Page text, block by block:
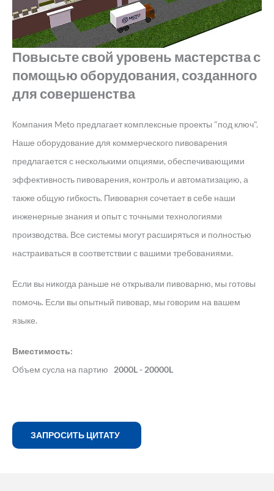
Повысьте свой уровень мастерства с
помощью оборудования, созданного
для совершенства
Компания Meto предлагает комплексные проекты "под ключ".
Наше оборудование для коммерческого пивоварения
предлагается с несколькими опциями, обеспечивающими
эффективность пивоварения, контроль и автоматизацию, а
также общую гибкость. Пивоварня сочетает в себе наши
инженерные знания и опыт с точными технологиями
производства. Все системы могут расширяться и полностью
настраиваться в соответствии с вашими требованиями.
Если вы никогда раньше не открывали пивоварню, мы готовы
помочь. Если вы опытный пивовар, мы говорим на вашем
языке.
Вместимость:
Объем сусла на партию
2000L - 20000L
ЗАПРОСИТЬ ЦИТАТУ